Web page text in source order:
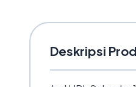
Deskripsi